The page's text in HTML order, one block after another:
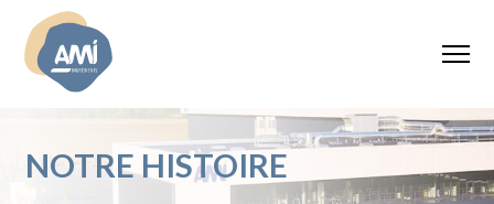
NOTRE HISTOIRE